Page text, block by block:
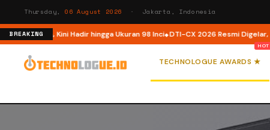
Thursday, 06 August 2026 · Jakarta, Indonesia
BREAKING
Kini Hadir hingga Ukuran 98 Inci DTI-CX 2026 Resmi Digelar, Perkuat
TECHNOLOGUE AWARDS ★